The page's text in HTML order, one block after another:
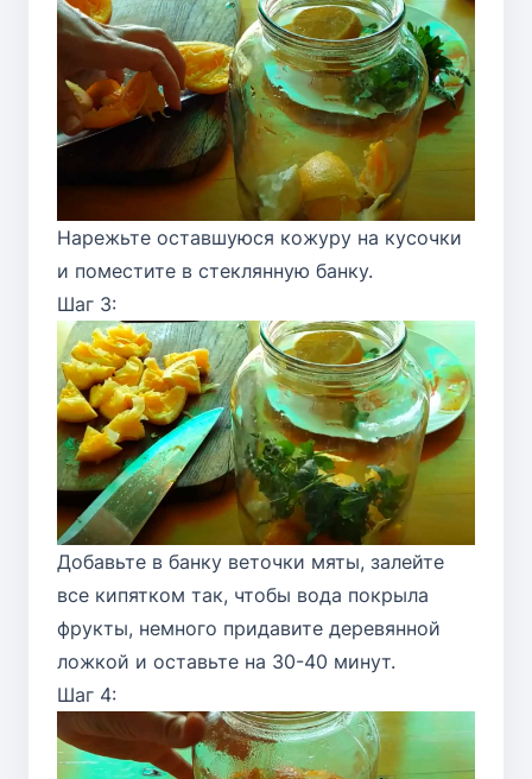
Нарежьте оставшуюся кожуру на кусочки
и поместите в стеклянную банку.
Шаг 3:
Добавьте в банку веточки мяты, залейте
все кипятком так, чтобы вода покрыла
фрукты, немного придавите деревянной
ложкой и оставьте на 30-40 минут.
Шаг 4: